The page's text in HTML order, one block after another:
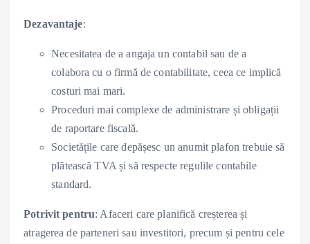
Dezavantaje:
Necesitatea de a angaja un contabil sau de a
colabora cu o firmă de contabilitate, ceea ce implică
costuri mai mari.
Proceduri mai complexe de administrare și obligații
de raportare fiscală.
Societățile care depășesc un anumit plafon trebuie să
plătească TVA și să respecte regulile contabile
standard.
Potrivit pentru: Afaceri care planifică creșterea și
atragerea de parteneri sau investitori, precum și pentru cele